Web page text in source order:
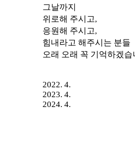
그날까지
위로해 주시고,
응원해 주시고,
힘내라고 해주시는 분들
오래 오래 꼭 기억하겠습
2022. 4.
2023. 4.
2024. 4.